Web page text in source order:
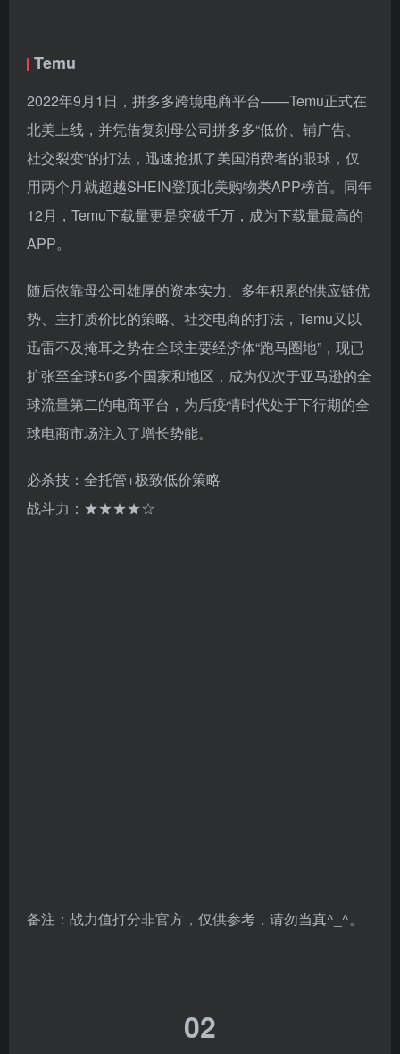
Temu
2022年9月1日，拼多多跨境电商平台——Temu正式在
北美上线，并凭借复刻母公司拼多多“低价、铺广告、
社交裂变”的打法，迅速抢抓了美国消费者的眼球，仅
用两个月就超越SHEIN登顶北美购物类APP榜首。同年
12月，Temu下载量更是突破千万，成为下载量最高的
APP。
随后依靠母公司雄厚的资本实力、多年积累的供应链优
势、主打质价比的策略、社交电商的打法，Temu又以
迅雷不及掩耳之势在全球主要经济体“跑马圈地”，现已
扩张至全球50多个国家和地区，成为仅次于亚马逊的全
球流量第二的电商平台，为后疫情时代处于下行期的全
球电商市场注入了增长势能。
必杀技：全托管+极致低价策略
战斗力：★★★★☆